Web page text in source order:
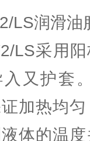
润滑油
采⽤阳
⼜护套
证加热均
体的温